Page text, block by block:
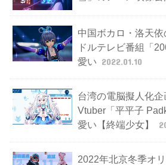
中国ボカロ・洛天
ドルテレビ番組「
愛い 2022.01.10
台湾の電脳擬人化
Vtuber「平平子
愛い【終端少女】
2022年北京冬季オ